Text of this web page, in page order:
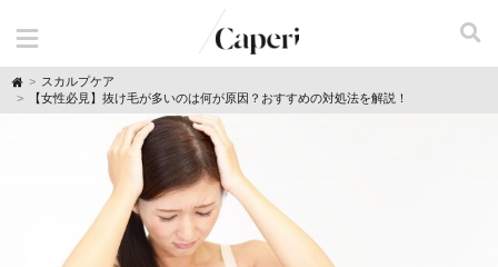
H
o
スカルプケア
【女性必見】抜け毛が多いのは何が原因？おすすめの対処法を解説！